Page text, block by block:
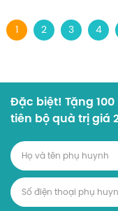
tiếng Anh online thông
ph1 2 3 4
Đặc biệt! Tặng
tiên bộ quà trị giá